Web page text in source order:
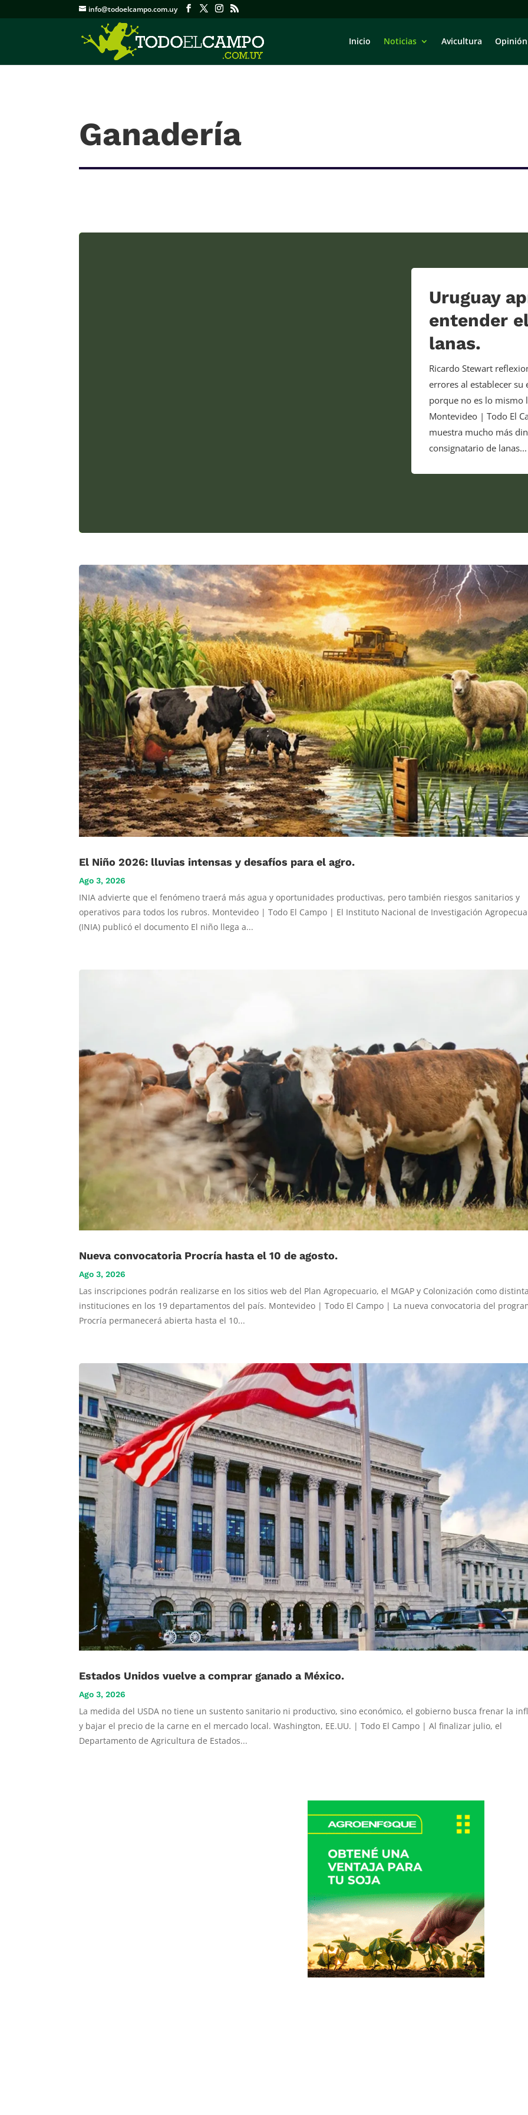
info@todoelcampo.com.uy
Inicio Noticias Avicultura Opinión
Ganadería
Uruguay
entender
lanas.
Ricardo Stewart
errores al establecer su
porque no es lo mismo
Montevideo | Todo El
muestra mucho más
consignatario de lanas...
El Niño 2026: lluvias intensas y desafíos para el agro.
Ago 3, 2026
INIA advierte que el fenómeno traerá más agua y oportunidades productivas, pero también riesgos sanitarios y
operativos para todos los rubros. Montevideo | Todo El Campo | El Instituto Nacional de Investigación
(INIA) publicó el documento El niño llega a...
Nueva convocatoria Procría hasta el 10 de agosto.
Ago 3, 2026
Las inscripciones podrán realizarse en los sitios web del Plan Agropecuario, el MGAP y Colonización como
instituciones en los 19 departamentos del país. Montevideo | Todo El Campo | La nueva convocatoria del
Procría permanecerá abierta hasta el 10...
Estados Unidos vuelve a comprar ganado a México.
Ago 3, 2026
La medida del USDA no tiene un sustento sanitario ni productivo, sino económico, el gobierno busca frenar la
y bajar el precio de la carne en el mercado local. Washington, EE.UU. | Todo El Campo | Al finalizar julio, el
Departamento de Agricultura de Estados...